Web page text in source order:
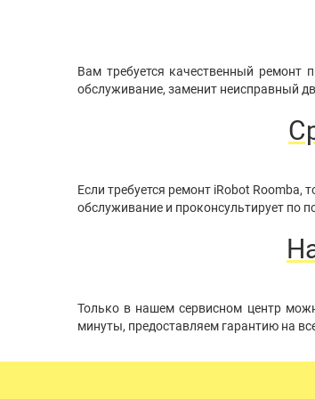
Вам требуется качественный ремонт
обслуживание, заменит неисправный
Если требуется ремонт iRobot
обслуживание и проконсультирует по
Только в нашем сервисном центр
минуты, предоставляем гарантию на